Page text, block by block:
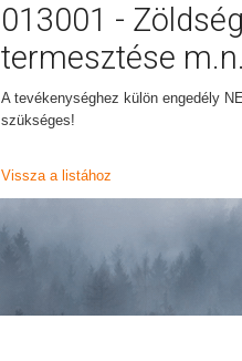
013001 -
termesztése
A tevékenységhez külön engedély
szükséges!
Vissza a listához